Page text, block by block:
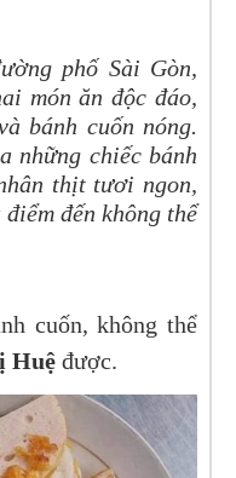
phố Sài Gòn,
món ăn độc đáo,
bánh cuốn nóng.
những chiếc bánh
thịt tươi ngon,
đến không thể
cuốn, không thể
Huệ được.